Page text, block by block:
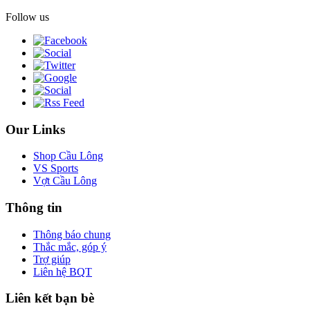
Follow us
Our Links
Shop Cầu Lông
VS Sports
Vợt Cầu Lông
Thông tin
Thông báo chung
Thắc mắc, góp ý
Trợ giúp
Liên hệ BQT
Liên kết bạn bè